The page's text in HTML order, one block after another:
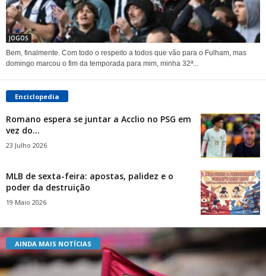
JOGOS
Bem, finalmente. Com todo o respeito a todos que vão para o Fulham, mas
domingo marcou o fim da temporada para mim, minha 32ª...
Enciclopedia
Romano espera se juntar a Acclio no PSG em
vez do...
23 Julho 2026
MLB de sexta-feira: apostas, palidez e o
poder da destruição
19 Maio 2026
AINDA MAIS NOTÍCIAS